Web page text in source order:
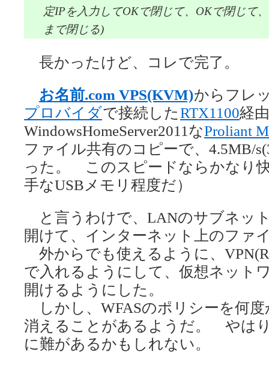
定IPを入力してOKで閉じて、OKで閉じて
まで閉じる)
長かったけど、コレで完了。
お名前.com VPS(KVM)からフレ
プロバイダで接続したRTX1100経
WindowsHomeServer2011なProliant
ファイル共有のコピーで、4.5MB/
った。 このスピードならかなり
手なUSBメモリ程度だ）
と言うわけで、LANのサブネッ
開けて、インターネット上のファ
外からでも使えるように、
で入れるようにして、仮想ネット
開けるようにした。
しかし、WFASのポリシーを何
消えることがあるようだ。 やは
に難があるかもしれない。